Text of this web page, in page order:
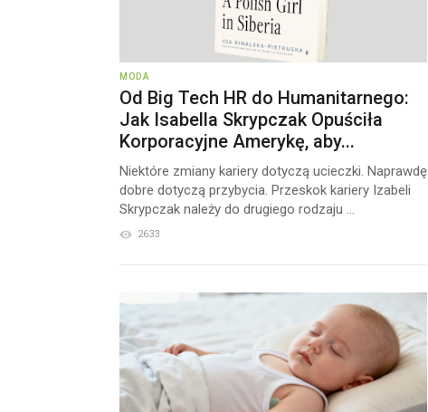
MODA
Od Big Tech HR do Humanitarnego:
Jak Isabella Skrypczak Opuściła
Korporacyjne Amerykę, aby...
Niektóre zmiany kariery dotyczą ucieczki. Naprawdę
dobre dotyczą przybycia. Przeskok kariery Izabeli
Skrypczak należy do drugiego rodzaju ...
2633